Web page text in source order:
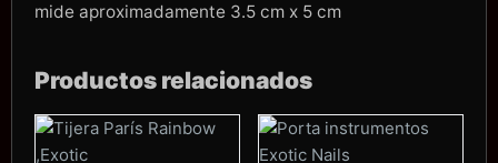
mide aproximadamente 3.5 cm x 5 cm
Productos relacionados